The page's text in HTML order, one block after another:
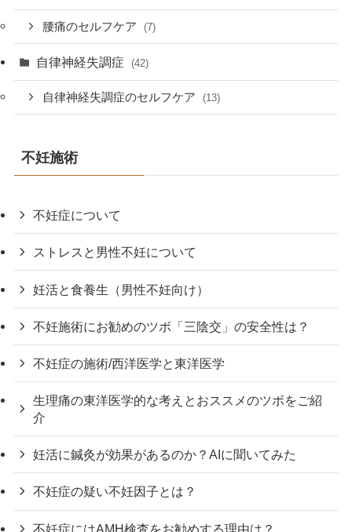
腰痛のセルフケア (7)
自律神経失調症 (42)
自律神経失調症のセルフケア (13)
不妊施術
不妊症について
ストレスと男性不妊について
妊活と食養生（男性不妊向け）
不妊施術にお勧めのツボ「三陰交」の安全性は？
不妊症の施術/西洋医学と東洋医学
生理痛の東洋医学的な考えとおススメのツボをご紹
介
妊活に鍼灸が効果があるのか？AIに聞いてみた
不妊症の疑い不妊因子とは？
不妊症にはAMH検査をお勧めする理由は？